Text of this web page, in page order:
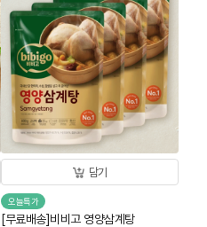
담기
오늘특가
[무료배송]비비고 영양삼계탕